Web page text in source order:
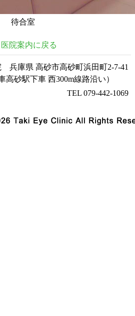
待合室
医院案内に戻る
兵庫県 高砂市高砂町浜田町2-7-41
高砂駅下車 西300m線路沿い）
TEL 079-442-1069